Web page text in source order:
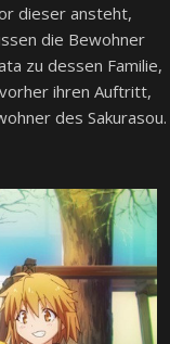
dieser ansteht,
die Bewohner
zu dessen Familie,
ihren Auftritt,
des Sakurasou.